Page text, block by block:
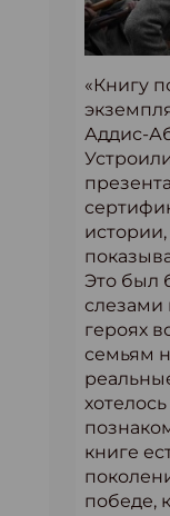
«Книгу
Аддис-
Это был
слезами
героях
семьям
книге
победе,